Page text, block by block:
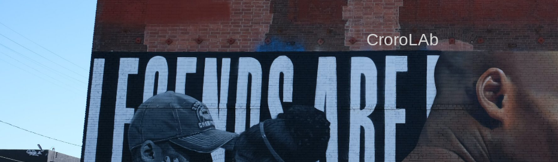
CroroLAb